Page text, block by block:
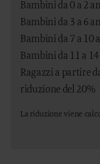
Bambini da 0 a 2
Bambini da 3 a 6
Bambini da 7 a 10
Bambini da 11 a
Ragazzi a partire
riduzione del 20%
La riduzione viene